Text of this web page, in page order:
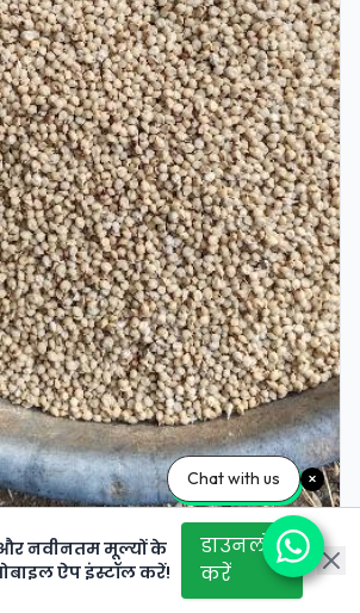
नवीनतम मूल्यों के
ऐप इंस्टॉल करें!
डाउनलोड
करें
Chat with us